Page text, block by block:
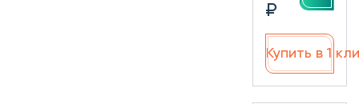
₽
Купить в 1